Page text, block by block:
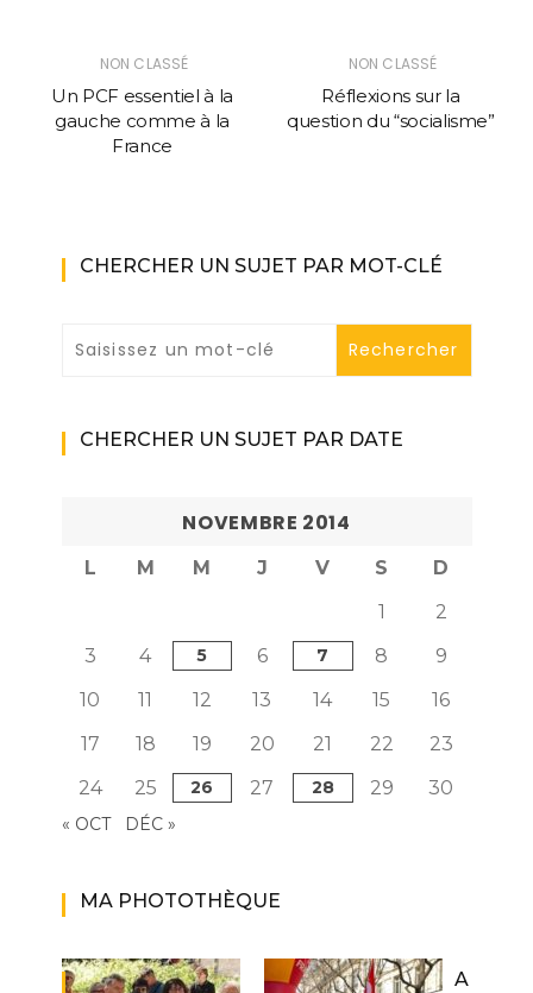
NON CLASSÉ
Un PCF essentiel à la
gauche comme à la
France
NON CLASSÉ
Réflexions sur la
question du “socialisme”
CHERCHER UN SUJET PAR MOT-CLÉ
CHERCHER UN SUJET PAR DATE
NOVEMBRE 2014
L M M J V S
D
1
2
3
4 5 6 7 8
9
10
11 12 13 14 15
16
17
18 19 20 21 22
23
24
25 26 27 28 29 30
« OCT DÉC »
MA PHOTOTHÈQUE
A